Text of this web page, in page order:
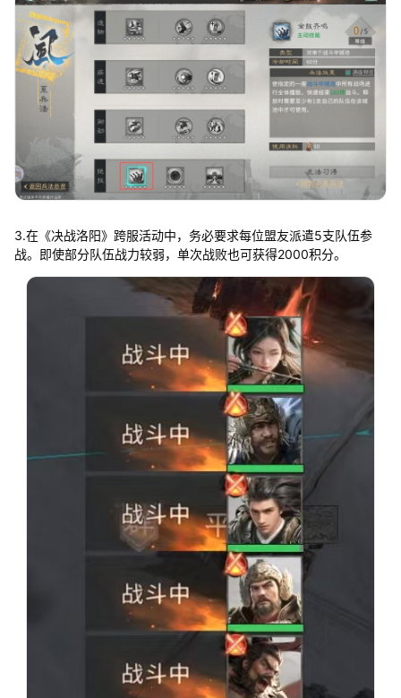
3.在《决战洛阳》跨服活动中，务必要求每位盟友派遣5支队伍参
战。即使部分队伍战力较弱，单次战败也可获得2000积分。